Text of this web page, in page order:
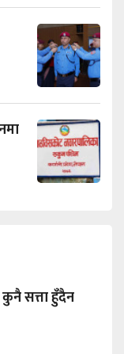
सत्ता हुँदैन